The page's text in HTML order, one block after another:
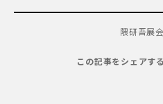
隈研吾展
この記事をシェアする